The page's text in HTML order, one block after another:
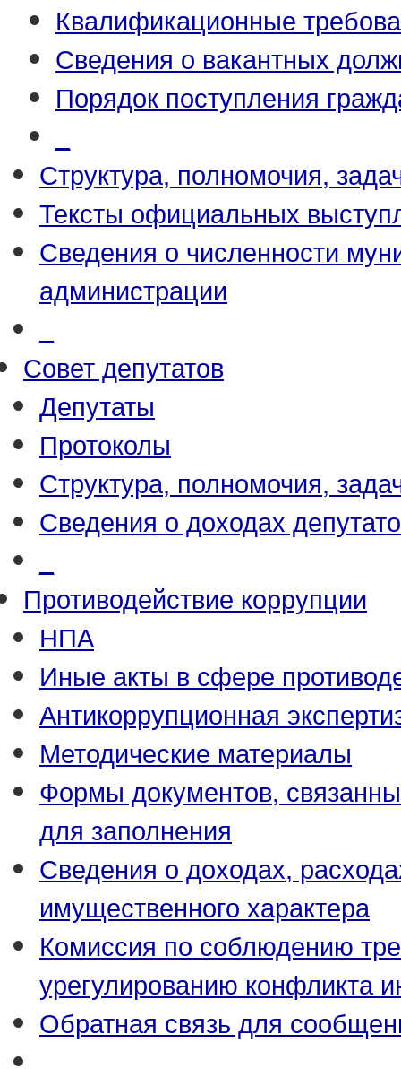
Квалификационные
Сведения о вакантных
Порядок поступления
Структура, полномочия,
Тексты официальных
Сведения о численности
администрации
Совет депутатов
Депутаты
Протоколы
Структура, полномочия,
Сведения о доходах
Противодействие коррупции
НПА
Иные акты в сфере
Антикоррупционная
Методические материалы
Формы документов,
для заполнения
Сведения о доходах,
имущественного характера
Комиссия по соблюдению
урегулированию конфликта
Обратная связь для